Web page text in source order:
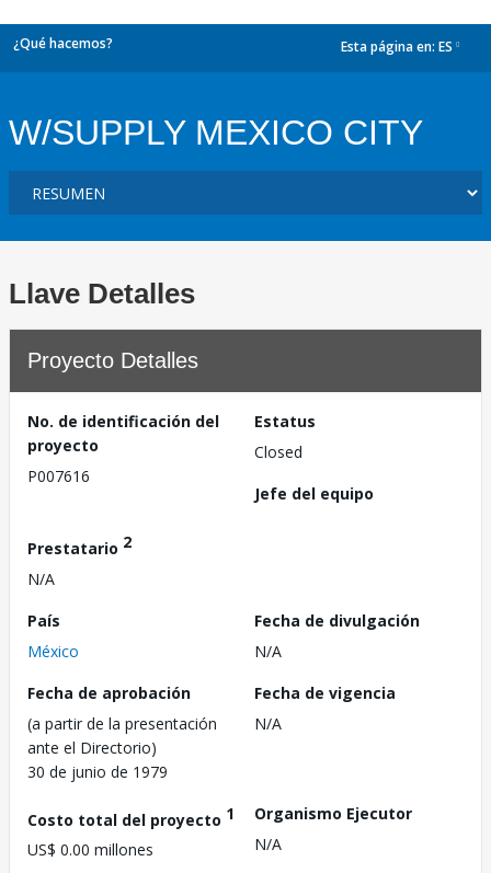
¿Qué hacemos? Esta página en: ES
W/SUPPLY MEXICO CITY
Llave Detalles
Proyecto Detalles
No. de identificación del
proyecto
P007616
Estatus
Closed
Jefe del equipo
Prestatario 2
N/A
País
México
Fecha de divulgación
N/A
Fecha de aprobación
(a partir de la presentación
ante el Directorio)
30 de junio de 1979
Fecha de vigencia
N/A
Costo total del proyecto 1
US$ 0.00 millones
Organismo Ejecutor
N/A